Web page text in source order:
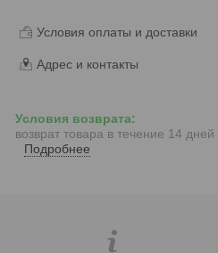
Условия оплаты и доставки
Адрес и контакты
возврат товара в течение 14 дней
Подробнее